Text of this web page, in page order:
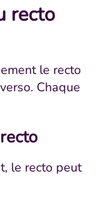
recto
le recto
Chaque
le recto peut